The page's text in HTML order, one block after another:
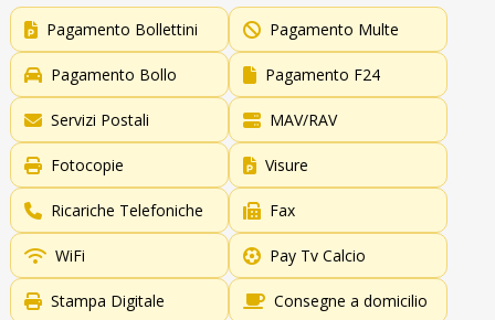
Pagamento Bollettini Pagamento Multe
Pagamento Bollo Pagamento F24
Servizi Postali MAV/RAV
Fotocopie Visure
Ricariche Telefoniche Fax
WiFi Pay Tv Calcio
Stampa Digitale Consegne a domicilio